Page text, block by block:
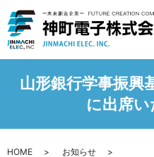
山形銀行学事振興
に出席
HOME
お知らせ